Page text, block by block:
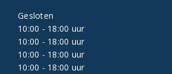
Gesloten
10:00 - 18:00 uur
10:00 - 18:00 uur
10:00 - 18:00 uur
10:00 - 18:00 uur